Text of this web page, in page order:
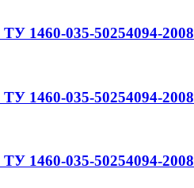
ТУ 1460-035-50254094-2008
ТУ 1460-035-50254094-2008
ТУ 1460-035-50254094-2008